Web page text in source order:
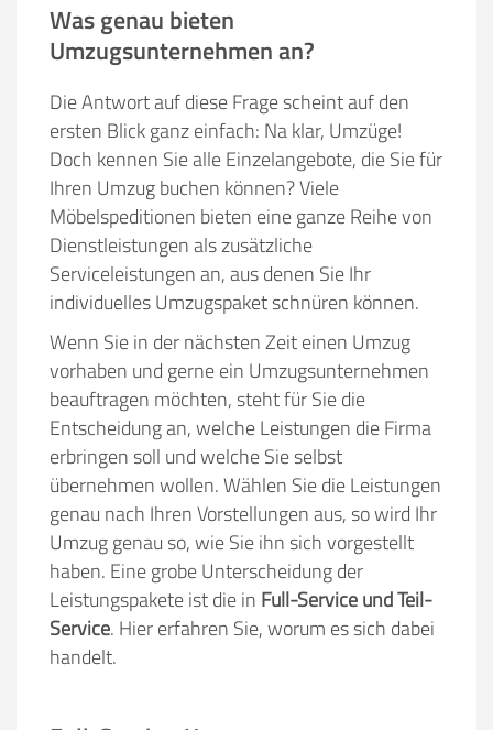
Was genau bieten
Umzugsunternehmen an?
Die Antwort auf diese Frage scheint auf den
ersten Blick ganz einfach: Na klar, Umzüge!
Doch kennen Sie alle Einzelangebote, die Sie für
Ihren Umzug buchen können? Viele
Möbelspeditionen bieten eine ganze Reihe von
Dienstleistungen als zusätzliche
Serviceleistungen an, aus denen Sie Ihr
individuelles Umzugspaket schnüren können.
Wenn Sie in der nächsten Zeit einen Umzug
vorhaben und gerne ein Umzugsunternehmen
beauftragen möchten, steht für Sie die
Entscheidung an, welche Leistungen die Firma
erbringen soll und welche Sie selbst
übernehmen wollen. Wählen Sie die Leistungen
genau nach Ihren Vorstellungen aus, so wird Ihr
Umzug genau so, wie Sie ihn sich vorgestellt
haben. Eine grobe Unterscheidung der
Leistungspakete ist die in Full-Service und Teil-
Service. Hier erfahren Sie, worum es sich dabei
handelt.